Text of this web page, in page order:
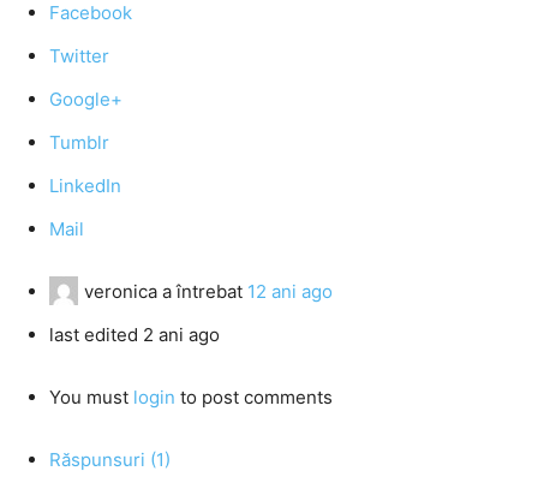
Facebook
Twitter
Google+
Tumblr
LinkedIn
Mail
veronica a întrebat 12 ani ago
last edited 2 ani ago
You must login to post comments
Răspunsuri (1)